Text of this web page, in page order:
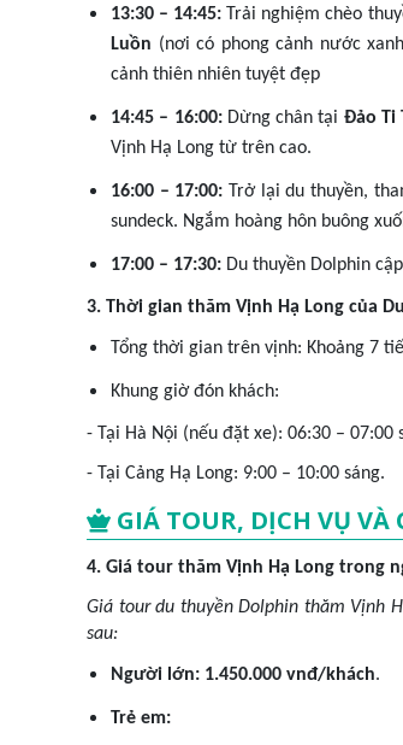
13:30 – 14:45: Trải nghiệm chèo
Luồn (nơi có phong cảnh nước
cảnh thiên nhiên tuyệt đẹp
14:45 – 16:00:Dừng chân tại Đảo Ti
Vịnh Hạ Long từ trên cao.
16:00 – 17:00: Trở lại du thuyền,
sundeck. Ngắm hoàng hôn buông
17:00 – 17:30: Du thuyền Dolphin
3. Thời gian thăm Vịnh Hạ Long của
Tổng thời gian trên vịnh: Khoảng 7
Khung giờ đón khách:
- Tại Hà Nội (nếu đặt xe): 06:30 – 07:00
- Tại Cảng Hạ Long: 9:00 – 10:00 sáng.
GIÁ TOUR, DỊCH VỤ VÀ
4. Giá tour thăm Vịnh Hạ Long trong
Giá tour du thuyền Dolphin thăm Vịnh
sau:
Người lớn: 1.450.000 vnđ/khách.
Trẻ em: